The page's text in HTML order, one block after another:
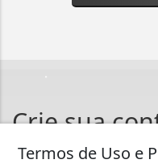
Crie sua
vantagens
Termos de Uso e